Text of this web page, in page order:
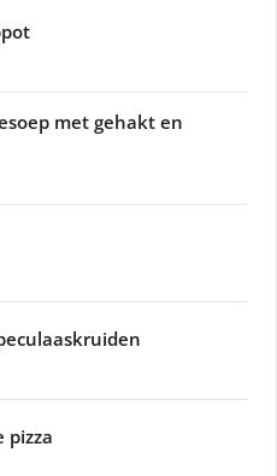
met gehakt en
pizza